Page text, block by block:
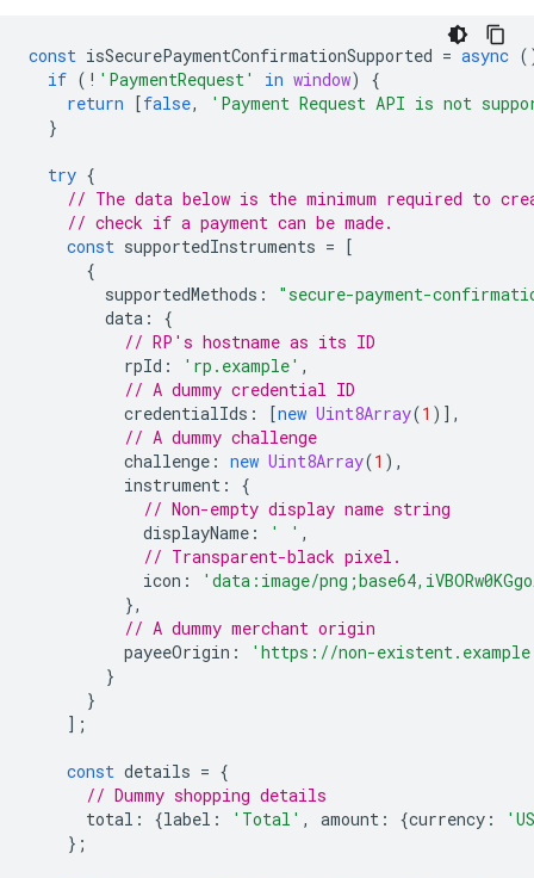
const isSecurePaymentConfirmationSupported = async
if ( ! 'PaymentRequest' in window)
{
return
[false,
'Payment Request API is not
}
try {
// The data below is the minimum required to
// check if a payment can be made.
const supportedInstruments =
[
{
supportedMethods :
"secure-payment-
data :
{
// RP's hostname as its ID
rpId : 'rp.example' ,
// A dummy credential ID
credentialIds : [new Uint8Array(1 )],
// A dummy challenge
challenge : new Uint8Array(1 ),
instrument :
{
// Non-empty display name string
displayName : ' ' ,
// Transparent-black pixel.
icon :
'data:image/
},
// A dummy merchant origin
payeeOrigin :
'https://non-
}
}
];
const details = {
// Dummy shopping details
total : {label : 'Total' , amount : {currency :
};